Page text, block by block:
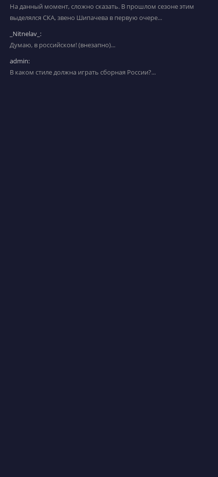
На данный момент, сложно сказать. В прошлом сезоне этим
выделялся СКА, звено Шипачева в первую очере...
_Nitnelav_:
Думаю, в российском! (внезапно)...
admin:
В каком стиле должна играть сборная России?...